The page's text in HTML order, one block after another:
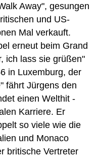
Away", gesungen
und US-
Mal verkauft.
erneut beim Grand
ich lass sie grüßen"
in Luxemburg, der
fährt Jürgens den
einen Welthit -
Karriere. Er
so viele wie die
und Monaco
britische Vertreter